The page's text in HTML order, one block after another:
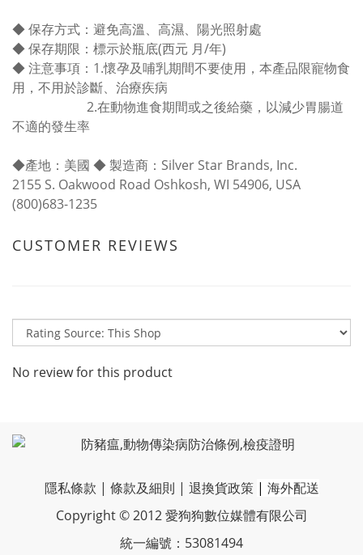
◆ 保存方式：避免高溫、高濕、陽光照射處
◆ 保存期限：標示於瓶底(西元 月/年)
◆ 注意事項：1.懷孕及哺乳期間不要使用，本產品限寵物食
用，不用於診斷、治療疾病
2.在動物進食期間或之後給藥，以減少胃腸道
不適的發生率
◆產地：美國 ◆ 製造商：Silver Star Brands, Inc.
2155 S. Oakwood Road Oshkosh, WI 54906, USA
(800)683-1235
CUSTOMER REVIEWS
No review for this product
隱私條款 | 條款及細則 | 退換貨政策 | 海外配送
Copyright © 2012 愛狗狗數位媒體有限公司
統一編號：53081494